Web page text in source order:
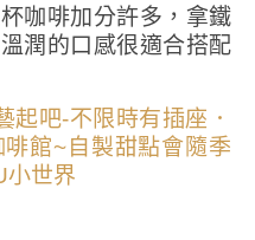
咖啡加分許多，拿鐵
潤的口感很適合搭配